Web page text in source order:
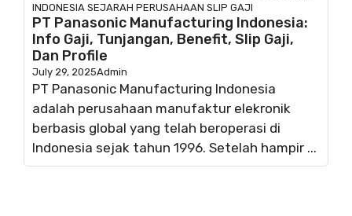
INDONESIA SEJARAH PERUSAHAAN SLIP GAJI
PT Panasonic Manufacturing Indonesia:
Info Gaji, Tunjangan, Benefit, Slip Gaji,
Dan Profile
July 29, 2025Admin
PT Panasonic Manufacturing Indonesia
adalah perusahaan manufaktur elekronik
berbasis global yang telah beroperasi di
Indonesia sejak tahun 1996. Setelah hampir ...